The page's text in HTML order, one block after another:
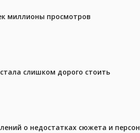
миллионы просмотров
слишком дорого стоить
о недостатках сюжета и